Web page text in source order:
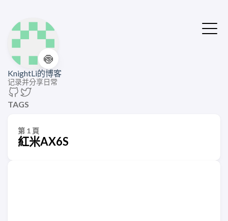
🍥
KnightLi的博客
记录并分享日常
TAGS
第 1 頁
紅米AX6S